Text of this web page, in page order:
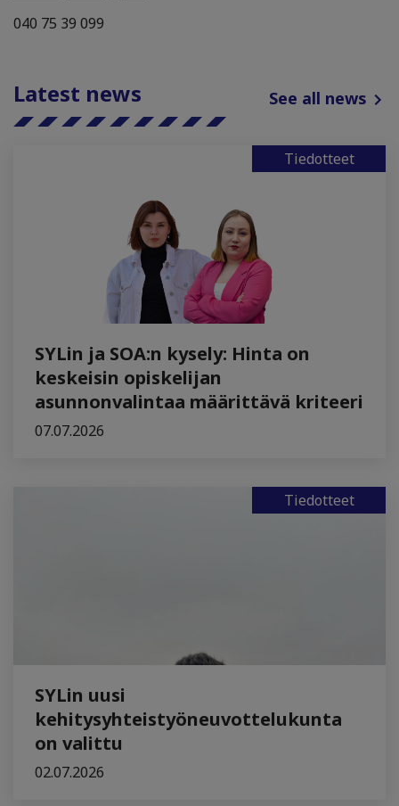
040 75 39 099
Latest news See all news
Tiedotteet
SYLin ja SOA:n kysely: Hinta on
keskeisin opiskelijan
asunnonvalintaa määrittävä kriteeri
07.07.2026
Tiedotteet
SYLin uusi
kehitysyhteistyöneuvottelukunta
on valittu
02.07.2026